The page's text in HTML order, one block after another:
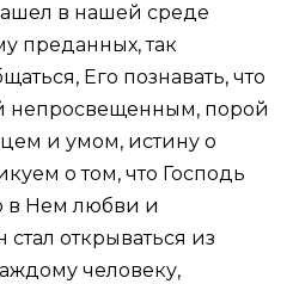
в нашей среде
преданных, так
Его познавать, что
непросвещенным, порой
и умом, истину о
о том, что Господь
в Нем любви и
открываться из
человеку,